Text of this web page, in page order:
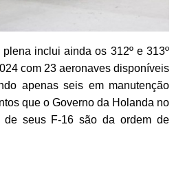
inclui ainda os 312º e 313º
com 23 aeronaves disponíveis
apenas seis em manutenção
que o Governo da Holanda no
de seus F-16 são da ordem de